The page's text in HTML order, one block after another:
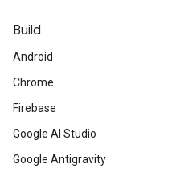
Build
Android
Chrome
Firebase
Google AI Studio
Google Antigravity